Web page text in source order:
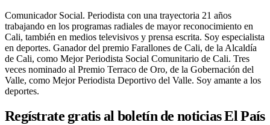
Comunicador Social. Periodista con una trayectoria 21 años
trabajando en los programas radiales de mayor reconocimiento en
Cali, también en medios televisivos y prensa escrita. Soy especialista
en deportes. Ganador del premio Farallones de Cali, de la Alcaldía
de Cali, como Mejor Periodista Social Comunitario de Cali. Tres
veces nominado al Premio Terraco de Oro, de la Gobernación del
Valle, como Mejor Periodista Deportivo del Valle. Soy amante a los
deportes.
Regístrate gratis al boletín de noticias El País